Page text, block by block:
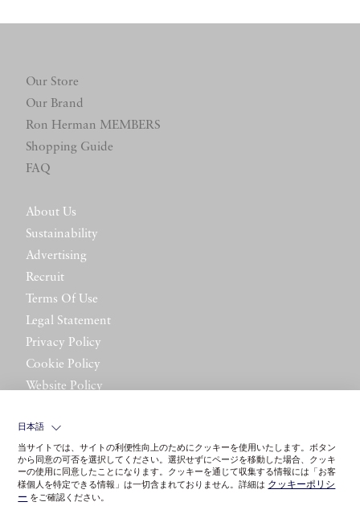
Our Store
Our Brand
Ron Herman MEMBERS
Shopping Guide
FAQ
About Us
Sustainability
Advertising
Recruit
Terms Of Use
Legal Statement
Privacy Policy
Cookie Policy
Website Policy
日本語
当サイトでは、サイトの利便性向上のためにクッキーを使用いたします。ボタン
から同意の可否を選択してください。選択せずにページを移動した場合、クッキ
ーの使用に同意したことになります。クッキーを通じて収集する情報には「お客
様個人を特定できる情報」は一切含まれておりません。詳細は クッキーポリシ
ー をご確認ください。